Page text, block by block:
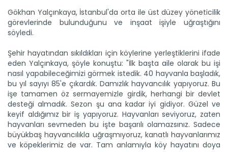
Gökhan Yalçınkaya, İstanbul'da orta ile üst düzey yöneticilik
görevlerinde bulunduğunu ve inşaat işiyle uğraştığını
söyledi.
Şehir hayatından sıkıldıkları için köylerine yerleştiklerini ifade
eden Yalçınkaya, şöyle konuştu: "İlk başta aile olarak bu işi
nasıl yapabileceğimizi görmek istedik. 40 hayvanla başladık,
bu yıl sayıyı 85'e çıkardık. Damızlık hayvancılık yapıyoruz. Bu
işe tamamen öz sermayemizle girdik, herhangi bir devlet
desteği almadık. Sezon şu ana kadar iyi gidiyor. Güzel ve
keyif aldığımız bir iş yapıyoruz. Hayvanları seviyoruz, zaten
hayvanları sevmeden bu işte başarılı olamazsınız. Sadece
büyükbaş hayvancılıkla uğraşmıyoruz, kanatlı hayvanlarımız
ve köpeklerimiz de var. Tam anlamıyla köy hayatını doya
Genç girişimci devlet...
Erzincan’ın Tercan ilçesinde üniversite eğitimini
tamamladıktan...
Devamını Oku ->